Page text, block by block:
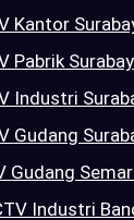
Kantor
Pabrik
Industri
Gudang
Gudang
Industri